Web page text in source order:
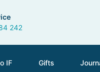
242
IF Gifts